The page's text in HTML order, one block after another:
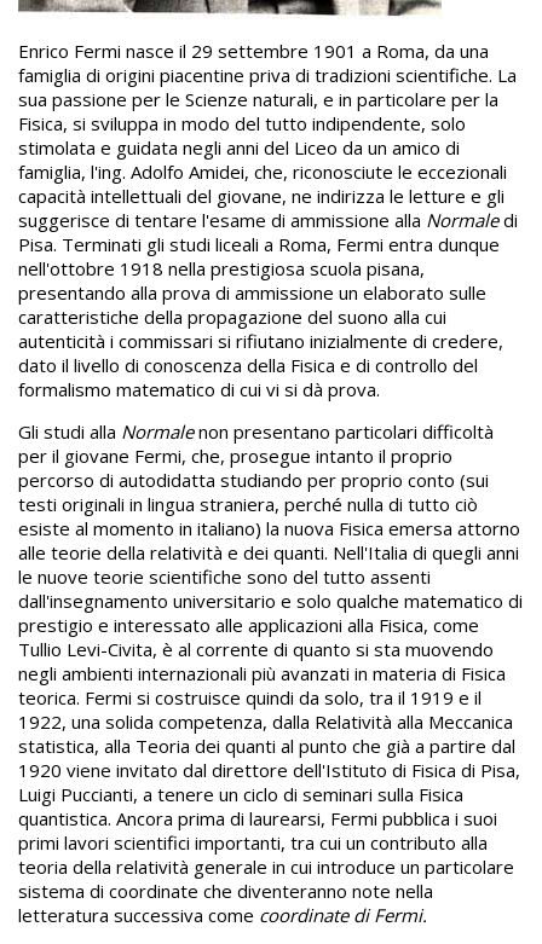
Enrico Fermi nasce il 29 settembre 1901 a Roma, da una
famiglia di origini piacentine priva di tradizioni scientifiche. La
sua passione per le Scienze naturali, e in particolare per la
Fisica, si sviluppa in modo del tutto indipendente, solo
stimolata e guidata negli anni del Liceo da un amico di
famiglia, l'ing. Adolfo Amidei, che, riconosciute le eccezionali
capacità intellettuali del giovane, ne indirizza le letture e gli
suggerisce di tentare l'esame di ammissione alla Normaledi
Pisa. Terminati gli studi liceali a Roma, Fermi entra dunque
nell'ottobre 1918 nella prestigiosa scuola pisana,
presentando alla prova di ammissione un elaborato sulle
caratteristiche della propagazione del suono alla cui
autenticità i commissari si rifiutano inizialmente di credere,
dato il livello di conoscenza della Fisica e di controllo del
formalismo matematico di cui vi si dà prova.
Gli studi alla Normalenon presentano particolari difficoltà
per il giovane Fermi, che, prosegue intanto il proprio
percorso di autodidatta studiando per proprio conto (sui
testi originali in lingua straniera, perché nulla di tutto ciò
esiste al momento in italiano) la nuova Fisica emersa attorno
alle teorie della relatività e dei quanti. Nell'Italia di quegli anni
le nuove teorie scientifiche sono del tutto assenti
dall'insegnamento universitario e solo qualche matematico di
prestigio e interessato alle applicazioni alla Fisica, come
Tullio Levi-Civita, è al corrente di quanto si sta muovendo
negli ambienti internazionali più avanzati in materia di Fisica
teorica. Fermi si costruisce quindi da solo, tra il 1919 e il
1922, una solida competenza, dalla Relatività alla Meccanica
statistica, alla Teoria dei quanti al punto che già a partire dal
1920 viene invitato dal direttore dell'Istituto di Fisica di Pisa,
Luigi Puccianti, a tenere un ciclo di seminari sulla Fisica
quantistica. Ancora prima di laurearsi, Fermi pubblica i suoi
primi lavori scientifici importanti, tra cui un contributo alla
teoria della relatività generale in cui introduce un particolare
sistema di coordinate che diventeranno note nella
letteratura successiva come coordinate di Fermi.